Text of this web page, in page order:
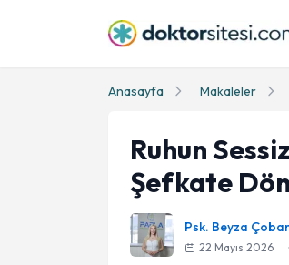
Anasayfa Makaleler
Ruhun
Şefkate
Psk. Beyza
22 Mayıs 2026